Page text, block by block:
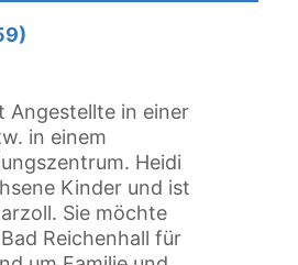
Angestellte in einer
in einem
Heidi
Kinder und ist
Sie möchte
Reichenhall für